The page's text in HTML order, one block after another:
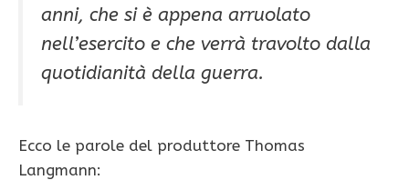
anni, che si è appena arruolato
nell’esercito e che verrà travolto dalla
quotidianità della guerra.
Ecco le parole del produttore Thomas
Langmann: